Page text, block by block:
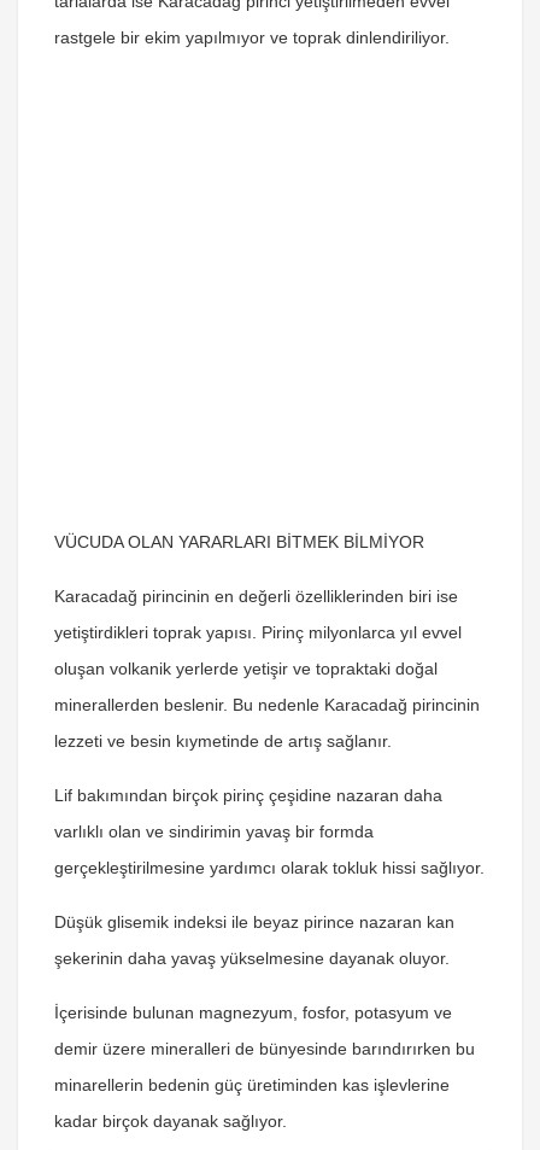
rastgele bir ekim yapılmıyor ve toprak dinlendiriliyor.
VÜCUDA OLAN YARARLARI BİTMEK BİLMİYOR
Karacadağ pirincinin en değerli özelliklerinden biri ise
yetiştirdikleri toprak yapısı. Pirinç milyonlarca yıl evvel
oluşan volkanik yerlerde yetişir ve topraktaki doğal
minerallerden beslenir. Bu nedenle Karacadağ pirincinin
lezzeti ve besin kıymetinde de artış sağlanır.
Lif bakımından birçok pirinç çeşidine nazaran daha
varlıklı olan ve sindirimin yavaş bir formda
gerçekleştirilmesine yardımcı olarak tokluk hissi sağlıyor.
Düşük glisemik indeksi ile beyaz pirince nazaran kan
şekerinin daha yavaş yükselmesine dayanak oluyor.
İçerisinde bulunan magnezyum, fosfor, potasyum ve
demir üzere mineralleri de bünyesinde barındırırken bu
minarellerin bedenin güç üretiminden kas işlevlerine
kadar birçok dayanak sağlıyor.